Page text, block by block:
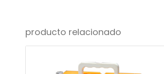
producto relacionado